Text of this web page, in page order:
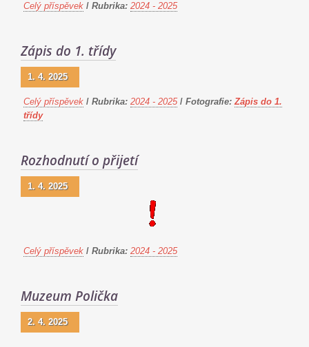
Celý příspěvek / Rubrika: 2024 - 2025
Zápis do 1. třídy
1. 4. 2025
Celý příspěvek / Rubrika: 2024 - 2025 / Fotografie: Zápis do 1.
třídy
Rozhodnutí o přijetí
1. 4. 2025
Celý příspěvek / Rubrika: 2024 - 2025
Muzeum Polička
2. 4. 2025